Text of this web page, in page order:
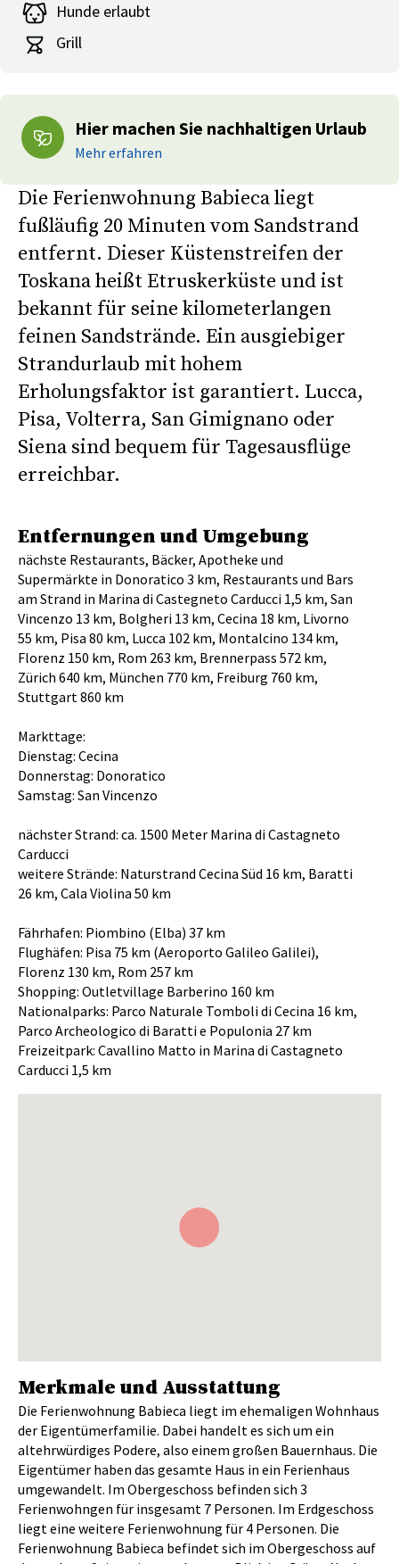
Hunde erlaubt
Grill
Hier machen Sie nachhaltigen Urlaub
Mehr erfahren
Die Ferienwohnung Babieca liegt
fußläufig 20 Minuten vom Sandstrand
entfernt. Dieser Küstenstreifen der
Toskana heißt Etruskerküste und ist
bekannt für seine kilometerlangen
feinen Sandstrände. Ein ausgiebiger
Strandurlaub mit hohem
Erholungsfaktor ist garantiert. Lucca,
Pisa, Volterra, San Gimignano oder
Siena sind bequem für Tagesausflüge
erreichbar.
Entfernungen und Umgebung
nächste Restaurants, Bäcker, Apotheke und
Supermärkte in Donoratico 3 km, Restaurants und Bars
am Strand in Marina di Castegneto Carducci 1,5 km, San
Vincenzo 13 km, Bolgheri 13 km, Cecina 18 km, Livorno
55 km, Pisa 80 km, Lucca 102 km, Montalcino 134 km,
Florenz 150 km, Rom 263 km, Brennerpass 572 km,
Zürich 640 km, München 770 km, Freiburg 760 km,
Stuttgart 860 km
Markttage:
Dienstag: Cecina
Donnerstag: Donoratico
Samstag: San Vincenzo
nächster Strand: ca. 1500 Meter Marina di Castagneto
Carducci
weitere Strände: Naturstrand Cecina Süd 16 km, Baratti
26 km, Cala Violina 50 km
Fährhafen: Piombino (Elba) 37 km
Flughäfen: Pisa 75 km (Aeroporto Galileo Galilei),
Florenz 130 km, Rom 257 km
Shopping: Outletvillage Barberino 160 km
Nationalparks: Parco Naturale Tomboli di Cecina 16 km,
Parco Archeologico di Baratti e Populonia 27 km
Freizeitpark: Cavallino Matto in Marina di Castagneto
Carducci 1,5 km
Merkmale und Ausstattung
Die Ferienwohnung Babieca liegt im ehemaligen Wohnhaus
der Eigentümerfamilie. Dabei handelt es sich um ein
altehrwürdiges Podere, also einem großen Bauernhaus. Die
Eigentümer haben das gesamte Haus in ein Ferienhaus
umgewandelt. Im Obergeschoss befinden sich 3
Ferienwohngen für insgesamt 7 Personen. Im Erdgeschoss
liegt eine weitere Ferienwohnung für 4 Personen. Die
Ferienwohnung Babieca befindet sich im Obergeschoss auf